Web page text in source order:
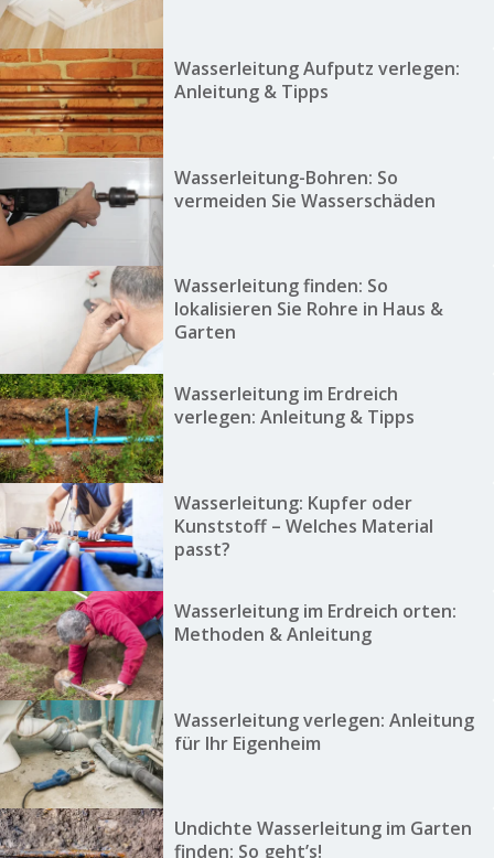
Wasserleitung Aufputz verlegen:
Anleitung & Tipps
Wasserleitung-Bohren: So
vermeiden Sie Wasserschäden
Wasserleitung finden: So
lokalisieren Sie Rohre in Haus &
Garten
Wasserleitung im Erdreich
verlegen: Anleitung & Tipps
Wasserleitung: Kupfer oder
Kunststoff – Welches Material
passt?
Wasserleitung im Erdreich orten:
Methoden & Anleitung
Wasserleitung verlegen: Anleitung
für Ihr Eigenheim
Undichte Wasserleitung im Garten
finden: So geht’s!